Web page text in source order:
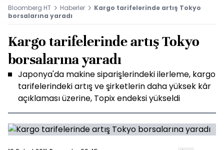
Bloomberg HT Haberler
Kargo tarifelerinde artış Tokyo
borsalarına yaradı
Kargo tarifelerinde artış Tokyo
borsalarına yaradı
Japonya'da makine siparişlerindeki ilerleme, kargo
tarifelerindeki artış ve şirketlerin daha yüksek kâr
açıklaması üzerine, Topix endeksi yükseldi